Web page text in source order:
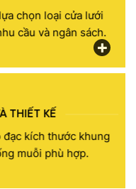
chọn loại cửa lưới
cầu và ngân sách.
THIẾT KẾ
kích thước khung
muỗi phù hợp.